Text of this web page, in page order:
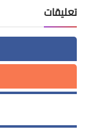
تعليقات